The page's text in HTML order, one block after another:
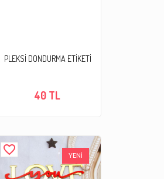
PLEKSİ DONDURMA ETİKETİ
40 TL
favorite_border YENİ